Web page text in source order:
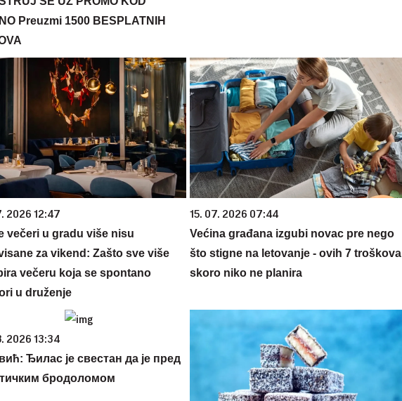
Preuzmi 1500 BESPLATNIH
2026 12:47
večeri u gradu više nisu
za vikend: Zašto sve više
večeru koja se spontano
u druženje
15. 07. 2026 07:44
Većina građana izgubi novac pre nego
što stigne na letovanje - ovih 7 troškova
skoro niko ne planira
2026 13:34
Ђилас је свестан да је пред
бродоломом